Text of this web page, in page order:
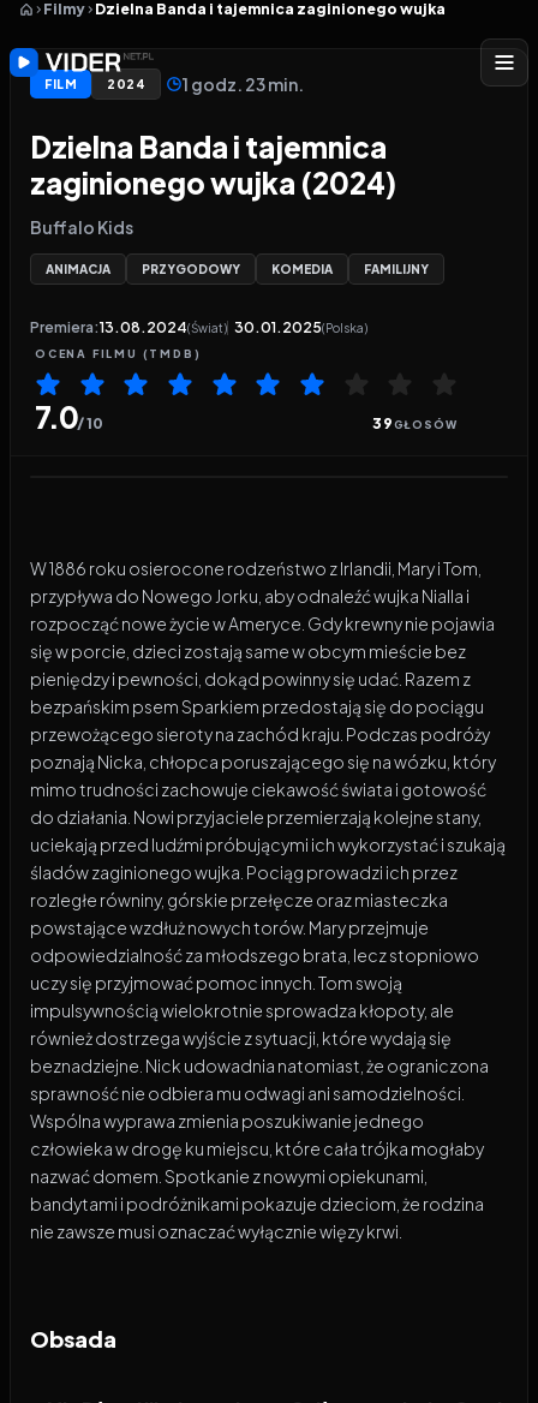
Filmy Dzielna Banda i tajemnica zaginionego wujka
FILM 2024 1 godz. 23 min.
Dzielna Banda i tajemnica
zaginionego wujka (2024)
Buffalo Kids
ANIMACJA PRZYGODOWY KOMEDIA FAMILIJNY
Premiera:13.08.2024(Świat) 30.01.2025(Polska)
OCENA FILMU (TMDB)
7.0/ 10 39GŁOSÓW
W 1886 roku osierocone rodzeństwo z Irlandii, Mary i Tom,
przypływa do Nowego Jorku, aby odnaleźć wujka Nialla i
rozpocząć nowe życie w Ameryce. Gdy krewny nie pojawia
się w porcie, dzieci zostają same w obcym mieście bez
pieniędzy i pewności, dokąd powinny się udać. Razem z
bezpańskim psem Sparkiem przedostają się do pociągu
przewożącego sieroty na zachód kraju. Podczas podróży
poznają Nicka, chłopca poruszającego się na wózku, który
mimo trudności zachowuje ciekawość świata i gotowość
do działania. Nowi przyjaciele przemierzają kolejne stany,
uciekają przed ludźmi próbującymi ich wykorzystać i szukają
śladów zaginionego wujka. Pociąg prowadzi ich przez
rozległe równiny, górskie przełęcze oraz miasteczka
powstające wzdłuż nowych torów. Mary przejmuje
odpowiedzialność za młodszego brata, lecz stopniowo
uczy się przyjmować pomoc innych. Tom swoją
impulsywnością wielokrotnie sprowadza kłopoty, ale
również dostrzega wyjście z sytuacji, które wydają się
beznadziejne. Nick udowadnia natomiast, że ograniczona
sprawność nie odbiera mu odwagi ani samodzielności.
Wspólna wyprawa zmienia poszukiwanie jednego
człowieka w drogę ku miejscu, które cała trójka mogłaby
nazwać domem. Spotkanie z nowymi opiekunami,
bandytami i podróżnikami pokazuje dzieciom, że rodzina
nie zawsze musi oznaczać wyłącznie więzy krwi.
Obsada